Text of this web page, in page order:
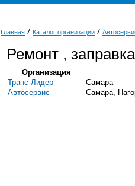
Главная Каталог организаций
Ремонт ,
Организация
Транс Лидер
Самара
Автосервис
Самара,